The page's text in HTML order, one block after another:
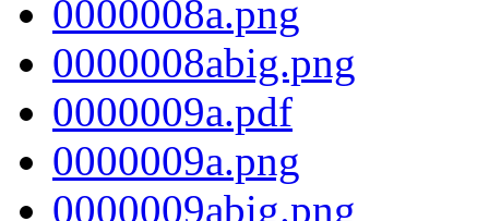
0000008a.png
0000008abig.png
0000009a.pdf
0000009a.png
0000009abig.png